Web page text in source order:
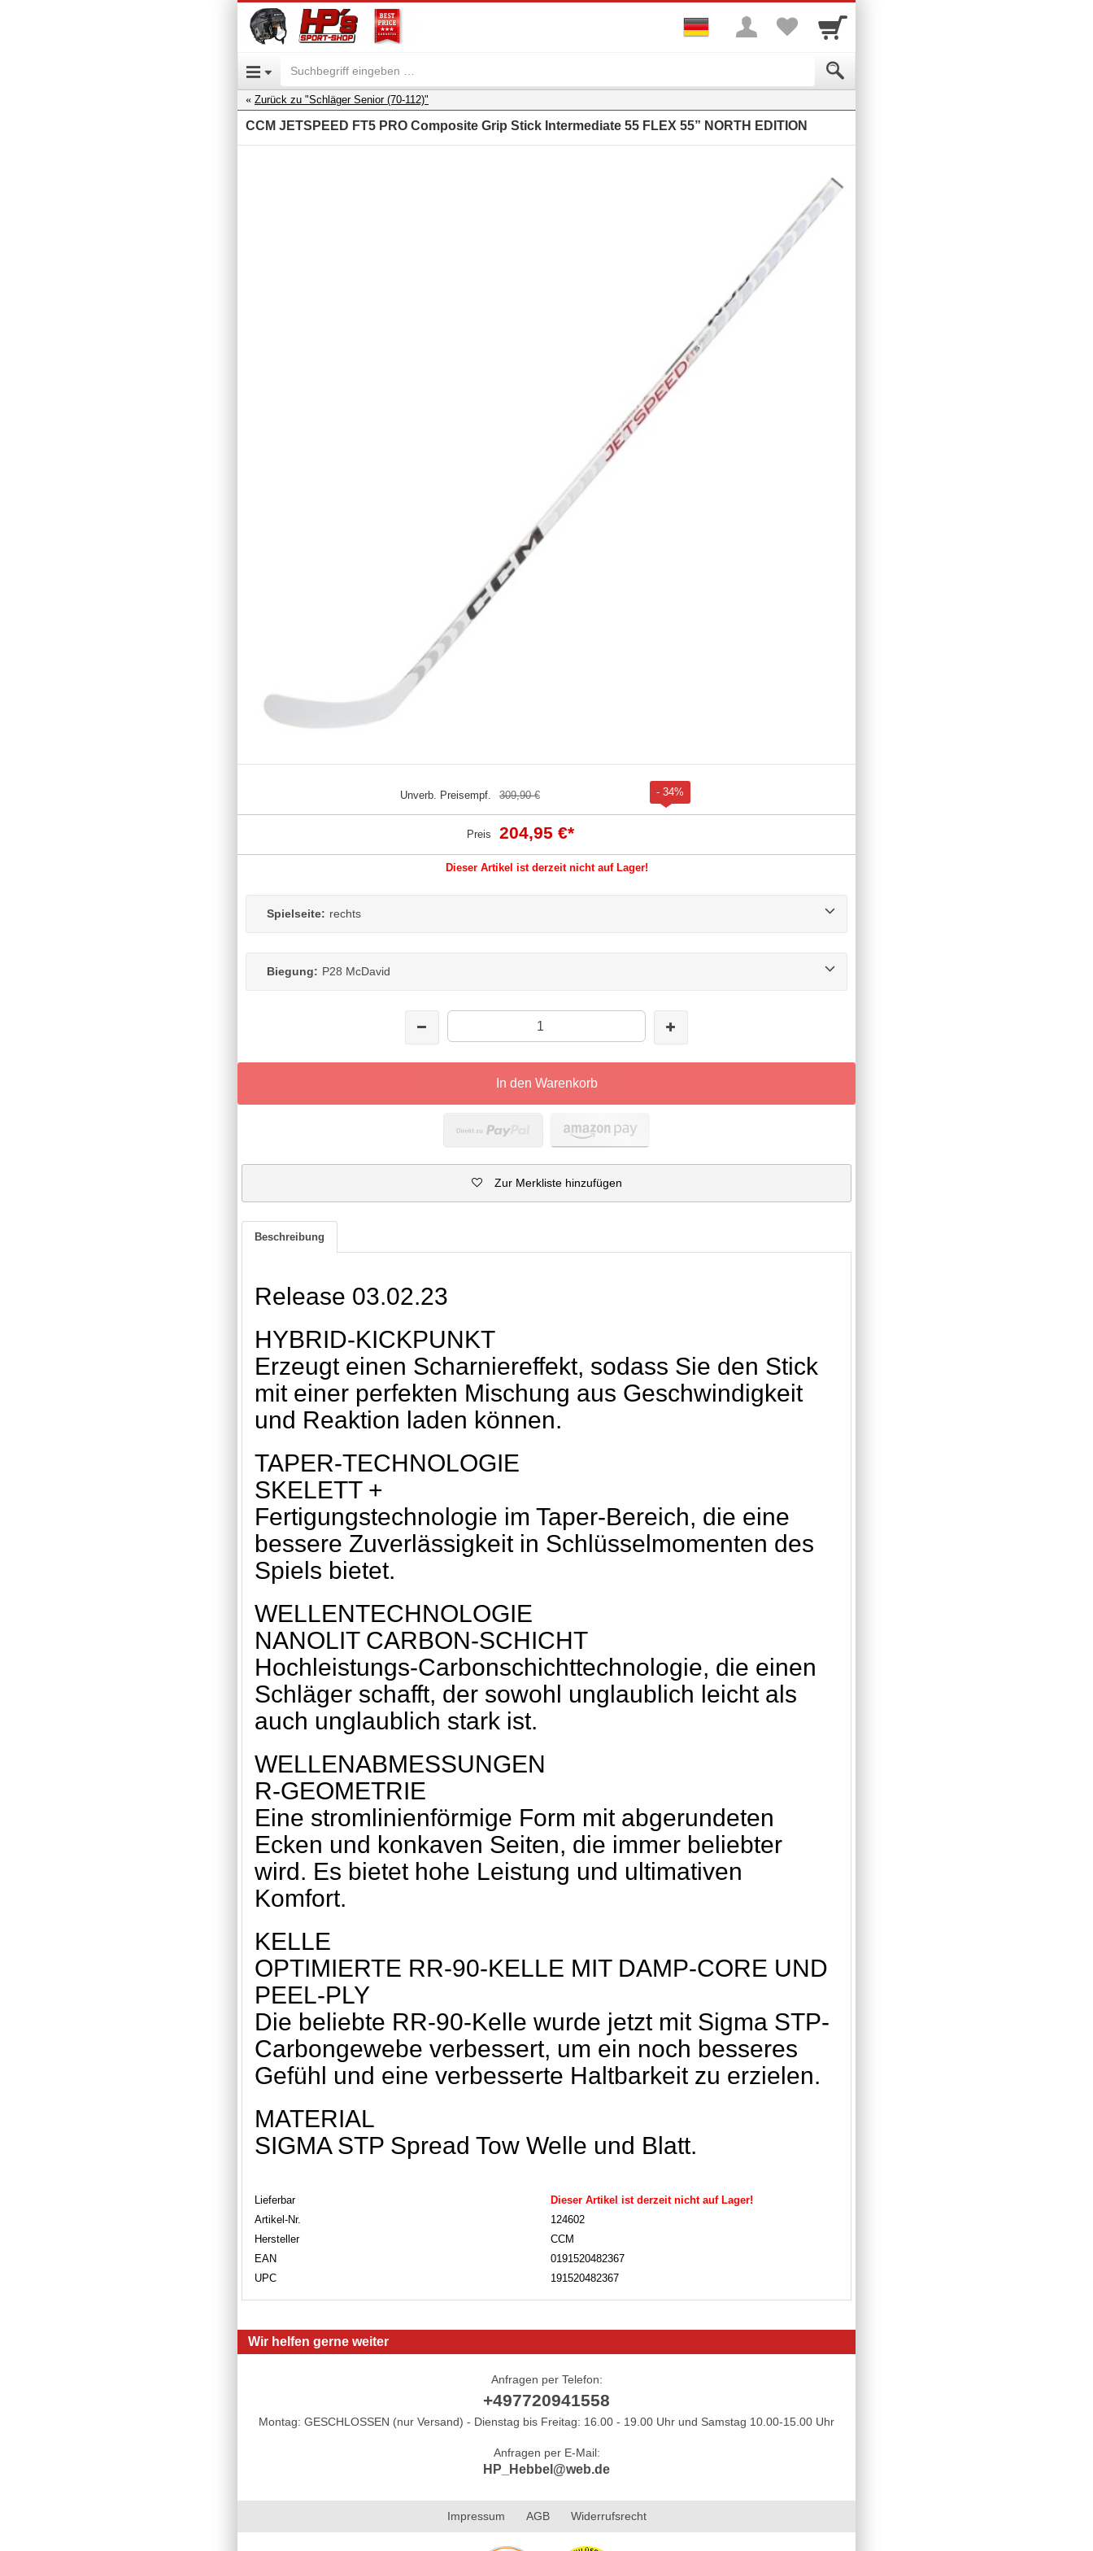
Zurück zu "Schläger Senior (70-112)"
CCM JETSPEED FT5 PRO Composite Grip Stick Intermediate 55 FLEX 55” NORTH EDITION
Unverb. Preisempf. 309,90 € - 34%
Preis 204,95 €*
Dieser Artikel ist derzeit nicht auf Lager!
Spielseite: rechts
Biegung: P28 McDavid
In den Warenkorb
Zur Merkliste hinzufügen
Beschreibung
Release 03.02.23
HYBRID-KICKPUNKT
Erzeugt einen Scharniereffekt, sodass Sie den Stick
mit einer perfekten Mischung aus Geschwindigkeit
und Reaktion laden können.
TAPER-TECHNOLOGIE
SKELETT +
Fertigungstechnologie im Taper-Bereich, die eine
bessere Zuverlässigkeit in Schlüsselmomenten des
Spiels bietet.
WELLENTECHNOLOGIE
NANOLIT CARBON-SCHICHT
Hochleistungs-Carbonschichttechnologie, die einen
Schläger schafft, der sowohl unglaublich leicht als
auch unglaublich stark ist.
WELLENABMESSUNGEN
R-GEOMETRIE
Eine stromlinienförmige Form mit abgerundeten
Ecken und konkaven Seiten, die immer beliebter
wird. Es bietet hohe Leistung und ultimativen
Komfort.
KELLE
OPTIMIERTE RR-90-KELLE MIT DAMP-CORE UND
PEEL-PLY
Die beliebte RR-90-Kelle wurde jetzt mit Sigma STP-
Carbongewebe verbessert, um ein noch besseres
Gefühl und eine verbesserte Haltbarkeit zu erzielen.
MATERIAL
SIGMA STP Spread Tow Welle und Blatt.
Lieferbar
Dieser Artikel ist derzeit nicht auf Lager!
Artikel-Nr.
124602
Hersteller
CCM
EAN
0191520482367
UPC
191520482367
Wir helfen gerne weiter
Anfragen per Telefon:
+497720941558
Montag: GESCHLOSSEN (nur Versand) - Dienstag bis Freitag: 16.00 - 19.00 Uhr und Samstag 10.00-15.00 Uhr
Anfragen per E-Mail:
HP_Hebbel@web.de
Impressum AGB Widerrufsrecht